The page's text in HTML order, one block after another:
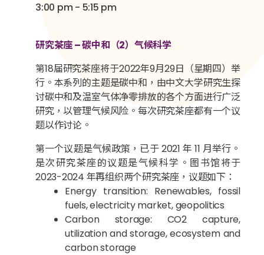
3:00 pm - 5:15 pm
研究茶座 – 碳中和（2）气候科学
第18届研究茶座将于2022年9月29日（星期四）举
行。本系列的主题是碳中和，由中文大学研究生探
讨碳中和及温室气体净零排放的各个方面进行广泛
研究，以管理气候风险。每次研究茶座都有一个议
题以作讨论。
第一个议题是气候政策，已于 2021 年 11 月举行。
是次研究茶座的议题是气候科学。图书馆将于
2023-2024 年再组织两个研究茶座，议题如下：
Energy transition: Renewables, fossil
fuels, electricity market, geopolitics
Carbon storage: CO2 capture,
utilization and storage, ecosystem and
carbon storage